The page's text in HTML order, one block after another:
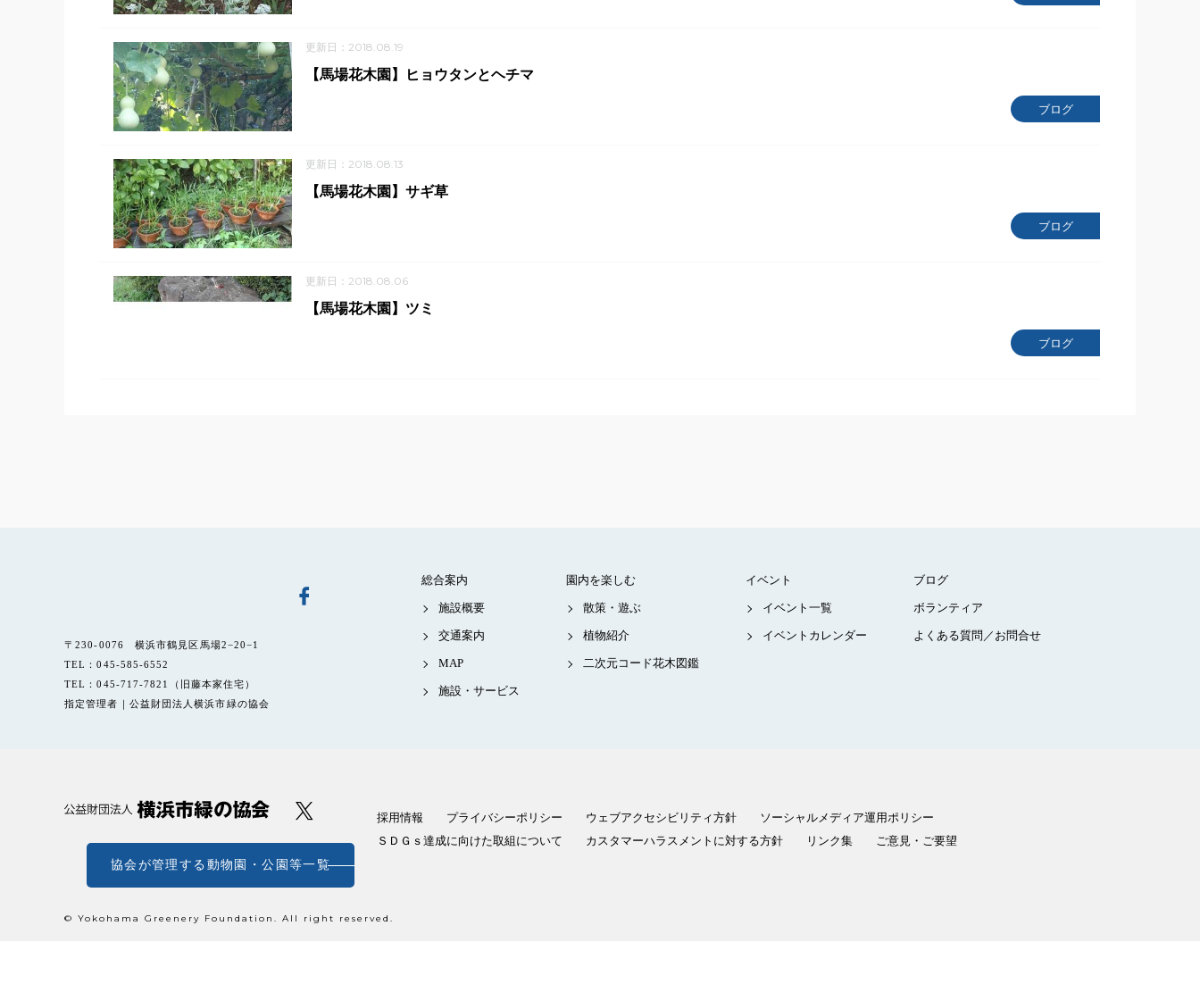
更新日：2018.08.19
ブログ
【馬場花木園】ヒョウタンとヘチマ
更新日：2018.08.13
ブログ
【馬場花木園】サギ草
更新日：2018.08.06
ブログ
【馬場花木園】ツミ
〒230-0076 横浜市鶴見区馬場2−20−1
TEL：045-585-6552
TEL：045-717-7821（旧藤本家住宅）
指定管理者｜公益財団法人横浜市緑の協会
総合案内
施設概要
交通案内
MAP
施設・サービス
園内を楽しむ
散策・遊ぶ
植物紹介
二次元コード花木図鑑
イベント
イベント一覧
イベントカレンダー
ブログ
ボランティア
よくある質問／お問合せ
協会が管理する動物園・公園等一覧
採用情報 プライバシーポリシー ウェブアクセシビリティ方針
ソーシャルメディア運用ポリシー
ＳＤＧｓ達成に向けた取組について
カスタマーハラスメントに対する方針 リンク集 ご意見・ご要望
© Yokohama Greenery Foundation. All right reserved.